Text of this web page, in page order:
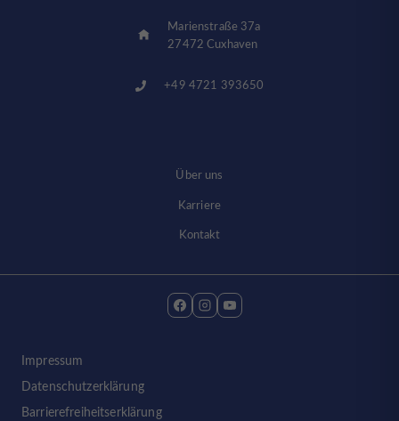
Marienstraße 37a
27472 Cuxhaven
+49 4721 393650
Über uns
Karriere
Kontakt
Impressum
Datenschutzerklärung
Barrierefreiheitserklärung